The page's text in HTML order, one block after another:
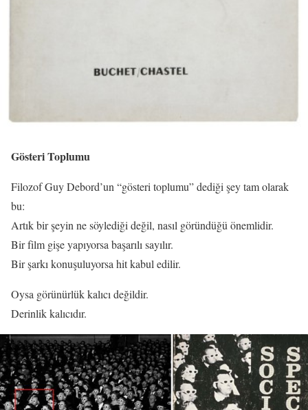
Gösteri Toplumu
Filozof Guy Debord’un “gösteri toplumu” dediği şey tam olarak
bu:
Artık bir şeyin ne söylediği değil, nasıl göründüğü önemlidir.
Bir film gişe yapıyorsa başarılı sayılır.
Bir şarkı konuşuluyorsa hit kabul edilir.
Oysa görünürlük kalıcı değildir.
Derinlik kalıcıdır.